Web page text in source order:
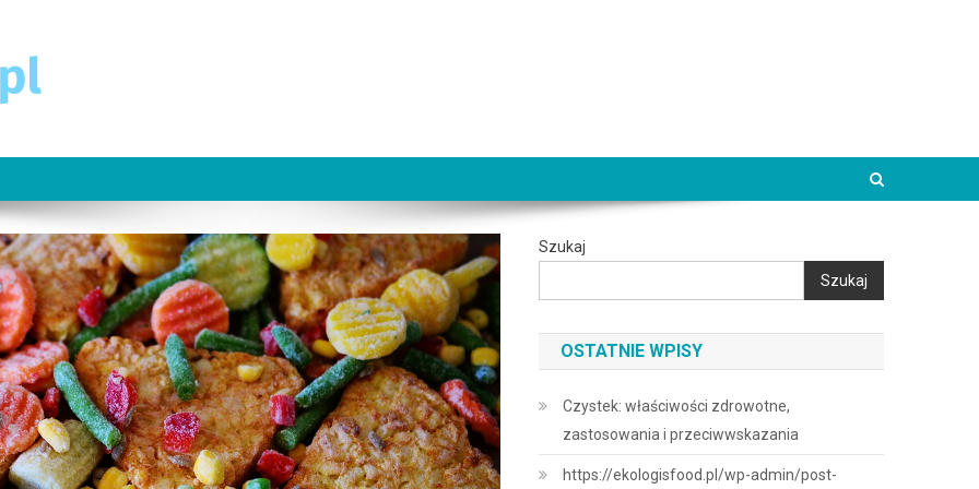
Szukaj
Szukaj
OSTATNIE WPISY
Czystek: właściwości zdrowotne,
zastosowania i przeciwwskazania
https://ekologisfood.pl/wp-admin/post-